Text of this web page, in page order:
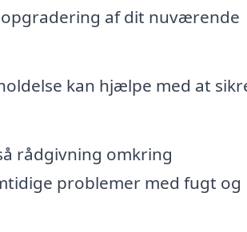
af dit nuværende
kan hjælpe med at
rådgivning omkring
problemer med fugt og